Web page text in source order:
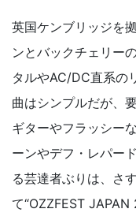
英国ケンブリッジを
ンとバックチェリー
タルやAC/DC直系の
曲はシンプルだが、
ギターやフラッシー
ーンやデフ・レパー
る芸達者ぶりは、さ
て“OZZFEST